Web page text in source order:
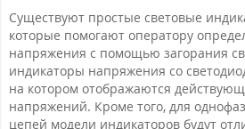
Существуют простые световые
которые помогают оператору
напряжения с помощью загорания
индикаторы напряжения со
на котором отображаются
напряжений. Кроме того, для
цепей модели индикаторов будут